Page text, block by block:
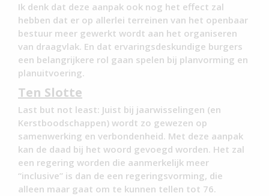
Ik denk dat deze aanpak ook nog het effect zal
hebben dat er op allerlei terreinen van het openbaar
bestuur meer gewerkt wordt aan het organiseren
van draagvlak. En dat ervaringsdeskundige burgers
een belangrijkere rol gaan spelen bij planvorming en
planuitvoering.
Ten Slotte
Last but not least: Juist bij jaarwisselingen (en
Kerstboodschappen) wordt zo gewezen op
samenwerking en verbondenheid. Met deze aanpak
kan de daad bij het woord gevoegd worden. Het zal
een regering worden die aanmerkelijk meer
“inclusive” is dan de een regeringsvorming, die
alleen maar gaat om te kunnen tellen tot 76.